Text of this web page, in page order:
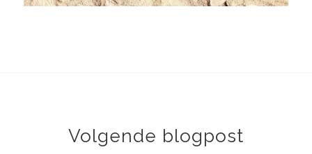
Volgende blogpost